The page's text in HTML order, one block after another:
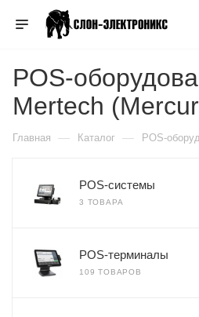
POS-
Mertech
Главная — Каталог — POS-
POS-системы
3 ТОВАРА
POS-терминалы
109 ТОВАРОВ